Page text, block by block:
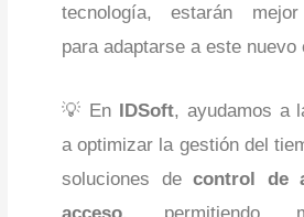
tecnología, estarán mejor
para adaptarse a este nuevo
💡 En IDSoft, ayudamos a
a optimizar la gestión del
soluciones decontrol de